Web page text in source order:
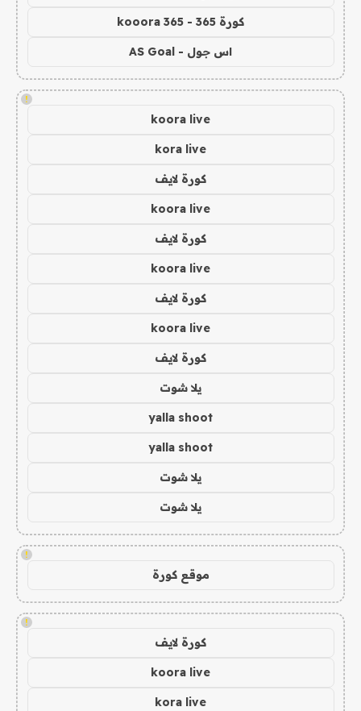
كورة 365 - kooora 365
اس جول - AS Goal
!
koora live
kora live
كورة لايف
koora live
كورة لايف
koora live
كورة لايف
koora live
كورة لايف
يلا شوت
yalla shoot
yalla shoot
يلا شوت
يلا شوت
!
موقع كورة
!
كورة لايف
koora live
kora live